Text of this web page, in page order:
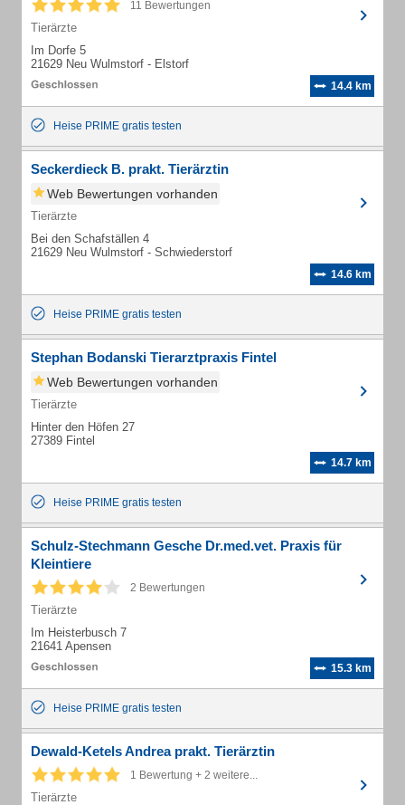
11 Bewertungen
Tierärzte
Im Dorfe 5
21629 Neu Wulmstorf - Elstorf
14.4 km
Heise PRIME gratis testen
Seckerdieck B. prakt. Tierärztin
Web Bewertungen vorhanden
Tierärzte
Bei den Schafställen 4
21629 Neu Wulmstorf - Schwiederstorf
14.6 km
Heise PRIME gratis testen
Stephan Bodanski Tierarztpraxis Fintel
Web Bewertungen vorhanden
Tierärzte
Hinter den Höfen 27
27389 Fintel
14.7 km
Heise PRIME gratis testen
Schulz-Stechmann Gesche Dr.med.vet. Praxis für
Kleintiere
2 Bewertungen
Tierärzte
Im Heisterbusch 7
21641 Apensen
15.3 km
Heise PRIME gratis testen
Dewald-Ketels Andrea prakt. Tierärztin
1 Bewertung + 2 weitere...
Tierärzte